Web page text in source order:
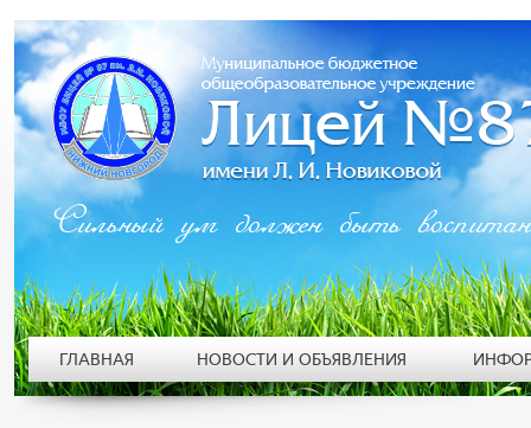
Сильный ум должен быть
ГЛАВНАЯ НОВОСТИ И ОБЪЯВЛЕНИЯ